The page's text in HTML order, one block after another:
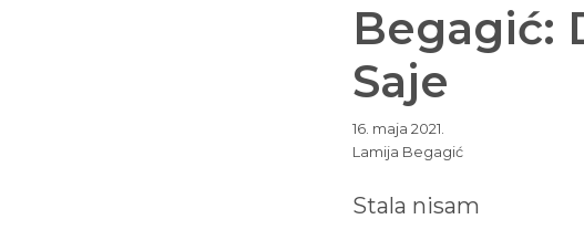
Begagić:
Saje
16. maja 2021.
Lamija Begagić
Stala nisam